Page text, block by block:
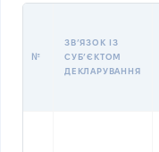
№
ЗВʼЯЗОК ІЗ
СУБʼЄКТОМ
ДЕКЛАРУВАННЯ